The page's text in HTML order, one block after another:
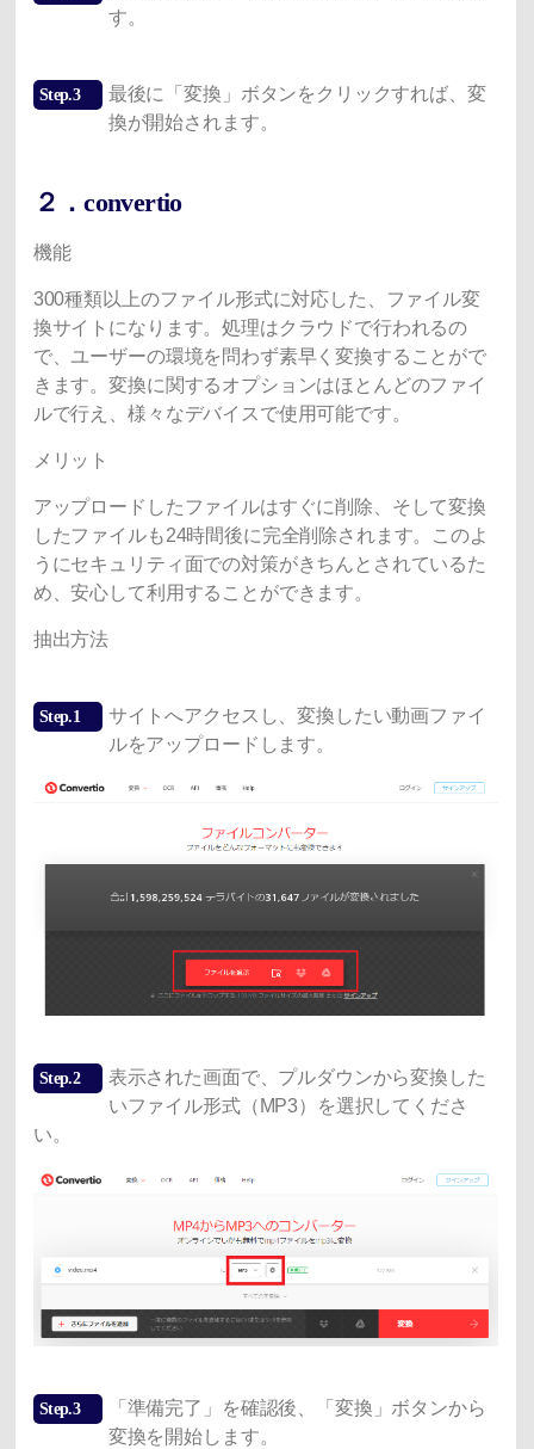
す。
Step.3
最後に「変換」ボタンをクリックすれば、変
換が開始されます。
２．convertio
機能
300種類以上のファイル形式に対応した、ファイル変
換サイトになります。処理はクラウドで行われるの
で、ユーザーの環境を問わず素早く変換することがで
きます。変換に関するオプションはほとんどのファイ
ルで行え、様々なデバイスで使用可能です。
メリット
アップロードしたファイルはすぐに削除、そして変換
したファイルも24時間後に完全削除されます。このよ
うにセキュリティ面での対策がきちんとされているた
め、安心して利用することができます。
抽出方法
Step.1
サイトへアクセスし、変換したい動画ファイ
ルをアップロードします。
Step.2
表示された画面で、プルダウンから変換した
いファイル形式（MP3）を選択してくださ
い。
Step.3
「準備完了」を確認後、「変換」ボタンから
変換を開始します。